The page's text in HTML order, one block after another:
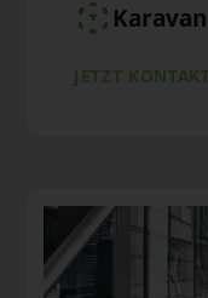
Karavan
JETZT